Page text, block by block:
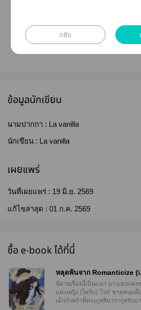
ข้อมูลนักเขียน
นามปากกา : La vanilla
นักเขียน : La vanilla
เผยแพร่
วันที่เผยแพร่ : 19 มิ.ย. 2569
แก้ไขล่าสุด : 01 ก.ค. 2569
ซื้อ e-book ได้ที่นี่
หลุดพ้นจาก Romanticize (
นิยายเรื่องนี้เป็นแนว นางเอกแต่ง
แต่งหญิง (โพรับ) 'โรส' ชายหนุ่มที่
เด็กกำพร้าที่ตระกูลสินวรากุลรับม
กลับ